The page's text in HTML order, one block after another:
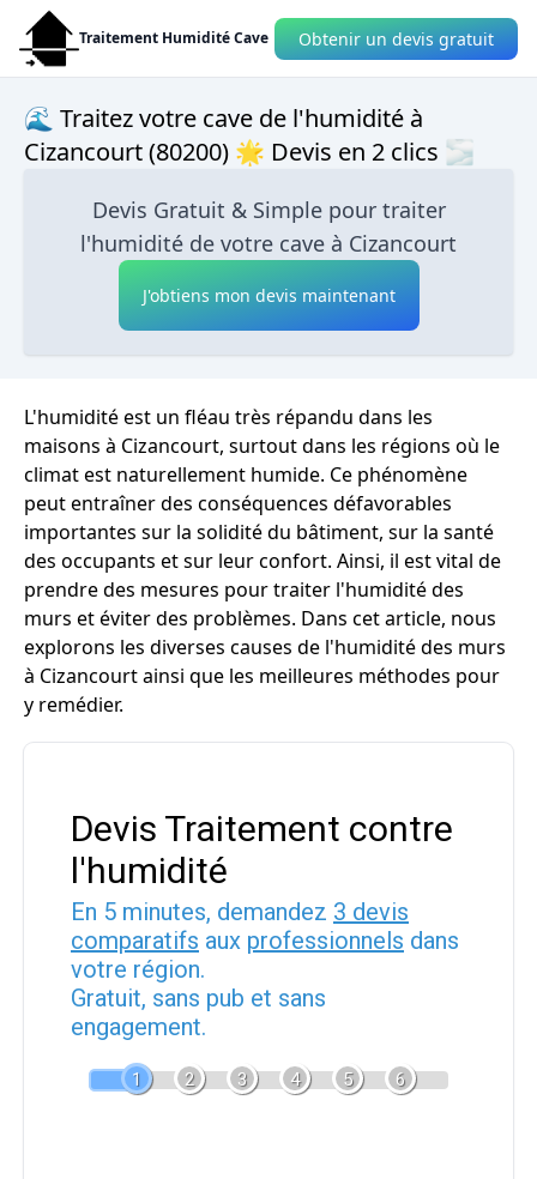
Traitement Humidité Cave Obtenir un devis gratuit
🌊 Traitez votre cave de l'humidité à
Cizancourt (80200) 🌟 Devis en 2 clics 🌫
Devis Gratuit & Simple pour traiter
l'humidité de votre cave à Cizancourt
J'obtiens mon devis maintenant
L'humidité est un fléau très répandu dans les
maisons à Cizancourt, surtout dans les régions où le
climat est naturellement humide. Ce phénomène
peut entraîner des conséquences défavorables
importantes sur la solidité du bâtiment, sur la santé
des occupants et sur leur confort. Ainsi, il est vital de
prendre des mesures pour traiter l'humidité des
murs et éviter des problèmes. Dans cet article, nous
explorons les diverses causes de l'humidité des murs
à Cizancourt ainsi que les meilleures méthodes pour
y remédier.
Devis Traitement contre
l'humidité
En 5 minutes, demandez 3 devis
comparatifs aux professionnels dans
votre région.
Gratuit, sans pub et sans
engagement.
1 2 3 4 5 6